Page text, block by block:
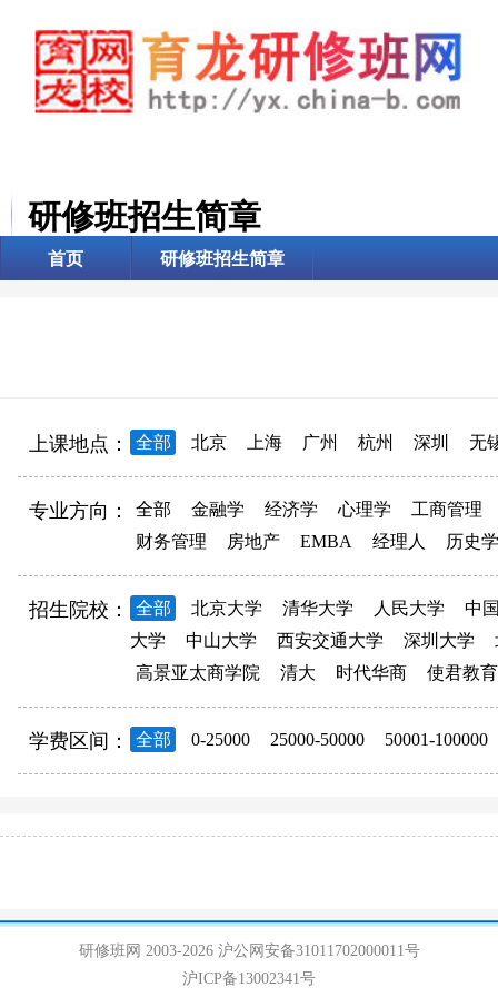
研修班招生简章
首页 研修班招生简章
上课地点： 全部 北京 上海 广州 杭州 深圳 无
专业方向： 全部 金融学 经济学 心理学
工商管理
财务管理
房地产 EMBA 经理人 历史学
招生院校： 全部 北京大学 清华大学 人民大学
中
大学
中山大学 西安交通大学 深圳大学
高景亚太商学院
清大 时代华商 使君教育
学费区间： 全部 0-25000 25000-50000 50001-100000
研修班网 2003-2026 沪公网安备31011702000011号
沪ICP备13002341号